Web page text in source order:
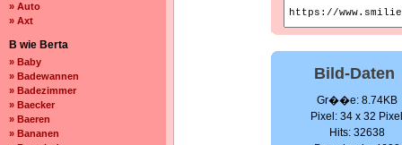
» Auto
» Axt
B wie Berta
» Baby
» Badewannen
» Badezimmer
» Baecker
» Baeren
» Bananen
Bild-Daten
Gr��e: 8.74KB
Pixel: 34 x 32
Hits: 32638